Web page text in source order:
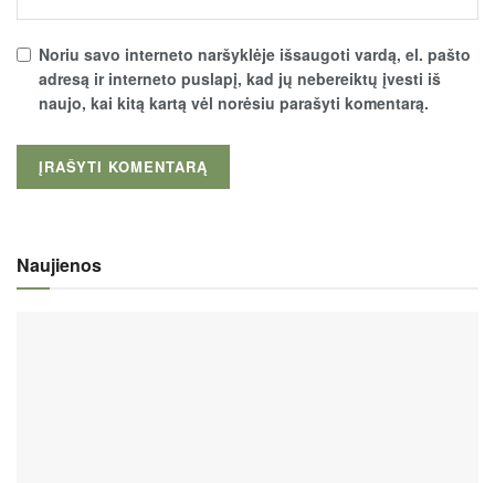
Noriu savo interneto naršyklėje išsaugoti vardą, el. pašto
adresą ir interneto puslapį, kad jų nebereiktų įvesti iš
naujo, kai kitą kartą vėl norėsiu parašyti komentarą.
Naujienos